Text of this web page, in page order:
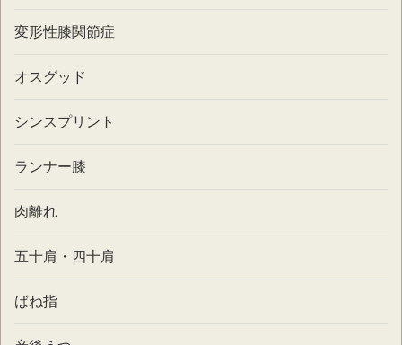
変形性膝関節症
オスグッド
シンスプリント
ランナー膝
肉離れ
五十肩・四十肩
ばね指